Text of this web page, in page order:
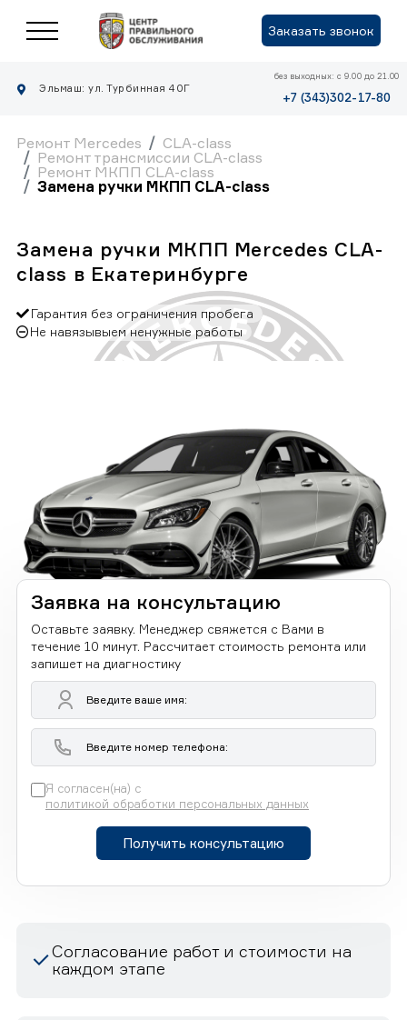
Заказать звонок
Эльмаш: ул. Турбинная 40Г
без выходных: с 9.00 до 21.00
+7 (343)302-17-80
Ремонт Mercedes
CLA-class
Ремонт трансмиссии CLA-class
Ремонт МКПП CLA-class
Замена ручки МКПП CLA-class
Замена ручки МКПП Mercedes CLA-
class в Екатеринбурге
Гарантия без ограничения пробега
Не навязывыем ненужные работы
Заявка на консультацию
Оставьте заявку. Менеджер свяжется с Вами в
течение 10 минут. Рассчитает стоимость ремонта или
запишет на диагностику
Я согласен(на) с
политикой обработки персональных данных
Получить консультацию
Согласование работ и стоимости на
каждом этапе